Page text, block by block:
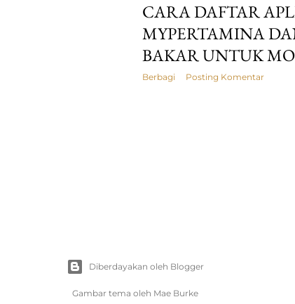
CARA DAFTAR
MYPERTAMINA
BAKAR UNTUK
Berbagi Posting Komentar
Diberdayakan oleh Blogger
Gambar tema oleh Mae Burke